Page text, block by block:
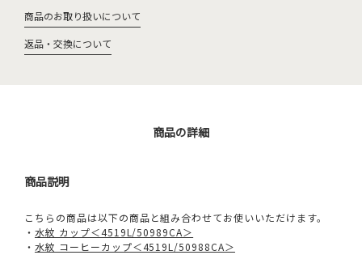
商品のお取り扱いについて
返品・交換について
商品の詳細
商品説明
こちらの商品は以下の商品と組み合わせてお使いいただけます。
・ 水紋 カップ＜4519L/50989CA＞
・ 水紋 コーヒーカップ＜4519L/50988CA＞